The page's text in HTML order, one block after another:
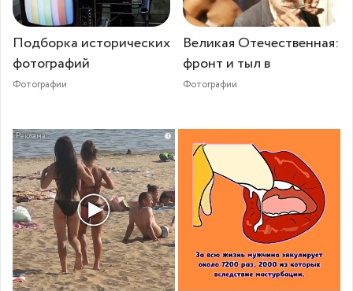
Подборка исторических
фотографий
Фотографии
Великая Отечественная:
фронт и тыл в
Фотографии
i